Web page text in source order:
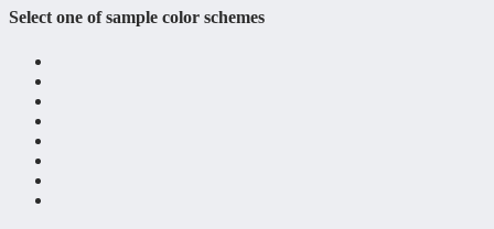
Select one of sample color schemes